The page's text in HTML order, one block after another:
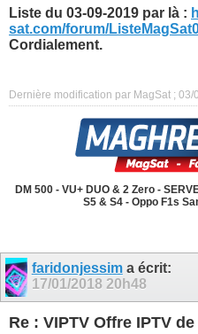
Liste du 03-09-2019 par là :
sat.com/forum/
Cordialement.
Dernière modification par MagSat ; 03/
DM 500 - VU+ DUO & 2 Zero -
S5 & S4 - Oppo F1s
faridonjessima écrit:
17/01/2018 20h48
Re : VIPTV Offre IPTV